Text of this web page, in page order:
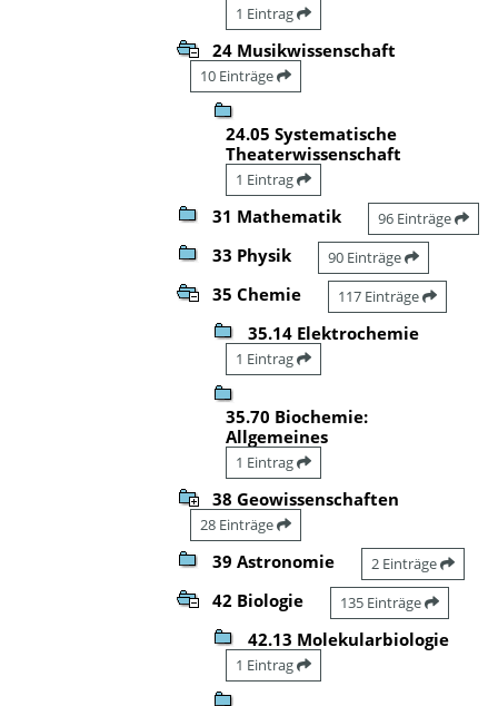
1 Eintrag
24 Musikwissenschaft
10 Einträge
24.05 Systematische
Theaterwissenschaft
1 Eintrag
31 Mathematik 96 Einträge
33 Physik 90 Einträge
35 Chemie 117 Einträge
35.14 Elektrochemie
1 Eintrag
35.70 Biochemie:
Allgemeines
1 Eintrag
38 Geowissenschaften
28 Einträge
39 Astronomie 2 Einträge
42 Biologie 135 Einträge
42.13 Molekularbiologie
1 Eintrag